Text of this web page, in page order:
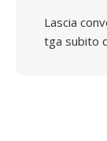
Lascia
tga subito